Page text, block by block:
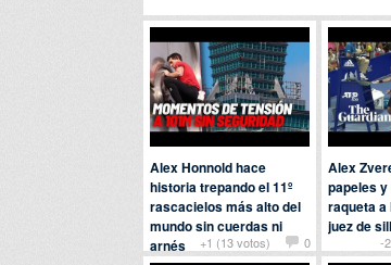
+1 (13 votos) 0
Alex Honnold hace
historia trepando el 11º
rascacielos más alto del
mundo sin cuerdas ni
arnés
-
Alex
papeles
raqueta a
juez de
Pormanuel